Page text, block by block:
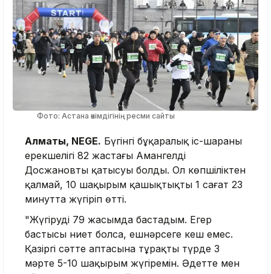
Фото: Астана әкімдігінің ресми сайты
Алматы, NEGE. Бүгінгі бұқаралық іс-шараның
ерекшелігі 82 жастағы Амангелді
Досжановтың қатысуы болды. Ол көпшіліктен
қалмай, 10 шақырым қашықтықты 1 сағат 23
минутта жүгіріп өтті.
"Жүгіруді 79 жасымда бастадым. Егер
бастысы ниет болса, ешнәрсеге кеш емес.
Қазіргі сәтте аптасына тұрақты түрде 3
мәрте 5-10 шақырым жүгіремін. Әдетте мен